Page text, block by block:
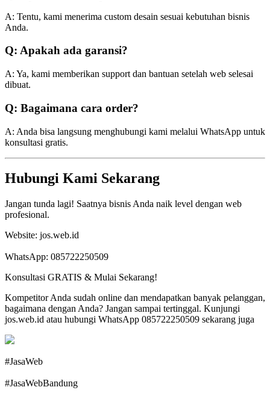
A: Tentu, kami menerima custom desain sesuai kebutuhan bisnis
Anda.
Q: Apakah ada garansi?
A: Ya, kami memberikan support dan bantuan setelah web selesai
dibuat.
Q: Bagaimana cara order?
A: Anda bisa langsung menghubungi kami melalui WhatsApp untuk
konsultasi gratis.
Hubungi Kami Sekarang
Jangan tunda lagi! Saatnya bisnis Anda naik level dengan web
profesional.
Website: jos.web.id
WhatsApp: 085722250509
Konsultasi GRATIS & Mulai Sekarang!
Kompetitor Anda sudah online dan mendapatkan banyak pelanggan,
bagaimana dengan Anda? Jangan sampai tertinggal. Kunjungi
jos.web.id atau hubungi WhatsApp 085722250509 sekarang juga
#JasaWeb
#JasaWebBandung